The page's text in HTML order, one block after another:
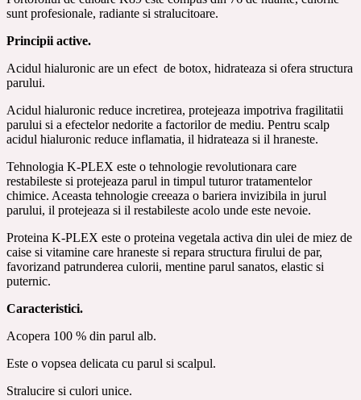
sunt profesionale, radiante si stralucitoare.
Principii active.
Acidul hialuronic are un efect de botox, hidrateaza si ofera structura
parului.
Acidul hialuronic reduce incretirea, protejeaza impotriva fragilitatii
parului si a efectelor nedorite a factorilor de mediu. Pentru scalp
acidul hialuronic reduce inflamatia, il hidrateaza si il hraneste.
Tehnologia K-PLEX este o tehnologie revolutionara care
restabileste si protejeaza parul in timpul tuturor tratamentelor
chimice. Aceasta tehnologie creeaza o bariera invizibila in jurul
parului, il protejeaza si il restabileste acolo unde este nevoie.
Proteina K-PLEX este o proteina vegetala activa din ulei de miez de
caise si vitamine care hraneste si repara structura firului de par,
favorizand patrunderea culorii, mentine parul sanatos, elastic si
puternic.
Caracteristici.
Acopera 100 % din parul alb.
Este o vopsea delicata cu parul si scalpul.
Stralucire si culori unice.